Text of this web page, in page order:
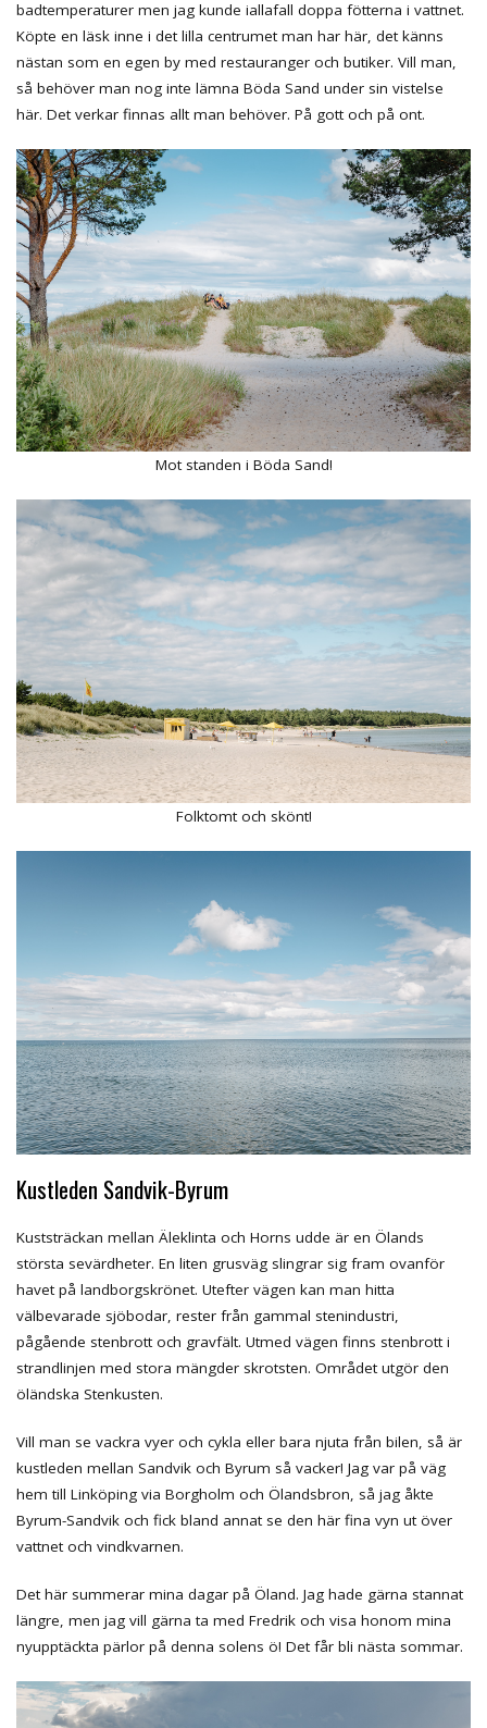
badtemperaturer men jag kunde iallafall doppa fötterna i vattnet.
Köpte en läsk inne i det lilla centrumet man har här, det känns
nästan som en egen by med restauranger och butiker. Vill man,
så behöver man nog inte lämna Böda Sand under sin vistelse
här. Det verkar finnas allt man behöver. På gott och på ont.
Mot standen i Böda Sand!
Folktomt och skönt!
Kustleden Sandvik-Byrum
Kuststräckan mellan Äleklinta och Horns udde är en Ölands
största sevärdheter. En liten grusväg slingrar sig fram ovanför
havet på landborgskrönet. Utefter vägen kan man hitta
välbevarade sjöbodar, rester från gammal stenindustri,
pågående stenbrott och gravfält. Utmed vägen finns stenbrott i
strandlinjen med stora mängder skrotsten. Området utgör den
öländska Stenkusten.
Vill man se vackra vyer och cykla eller bara njuta från bilen, så är
kustleden mellan Sandvik och Byrum så vacker! Jag var på väg
hem till Linköping via Borgholm och Ölandsbron, så jag åkte
Byrum-Sandvik och fick bland annat se den här fina vyn ut över
vattnet och vindkvarnen.
Det här summerar mina dagar på Öland. Jag hade gärna stannat
längre, men jag vill gärna ta med Fredrik och visa honom mina
nyupptäckta pärlor på denna solens ö! Det får bli nästa sommar.